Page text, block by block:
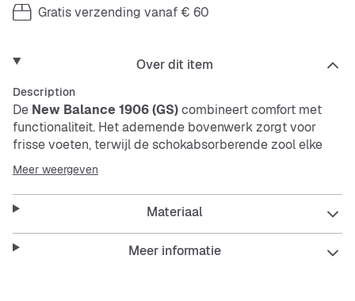
Gratis verzending vanaf € 60
Over dit item
Description
De New Balance 1906 (GS)combineert comfort met
functionaliteit. Het ademende bovenwerk zorgt voor
frisse voeten, terwijl de schokabsorberende zool elke
beweging dempt. De antislip buitenzool geeft je een
stevige grip, waar je ook naartoe gaat.
Meer weergeven
Materiaal
Meer informatie